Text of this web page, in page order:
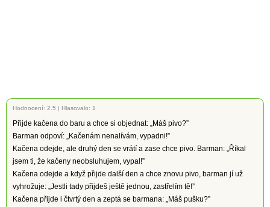
Hodnocení: 2.5 | Hlasovalo: 1
Přijde kačena do baru a chce si objednat: „Máš pivo?”
Barman odpoví: „Kačenám nenalívám, vypadni!”
Kačena odejde, ale druhý den se vrátí a zase chce pivo. Barman: „Říkal
jsem ti, že kačeny neobsluhujem, vypal!”
Kačena odejde a když přijde další den a chce znovu pivo, barman jí už
vyhrožuje: „Jestli tady přijdeš ještě jednou, zastřelím tě!”
Kačena přijde i čtvrtý den a zeptá se barmana: „Máš pušku?”